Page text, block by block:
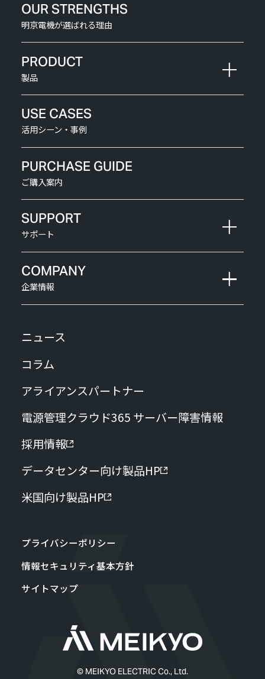
OUR STRENGTHS
明京電機が選ばれる理由
PRODUCT
製品
USE CASES
活用シーン・事例
PURCHASE GUIDE
ご購入案内
SUPPORT
サポート
COMPANY
企業情報
ニュース
コラム
アライアンスパートナー
電源管理クラウド365 サーバー障害情報
採用情報
データセンター向け製品HP
米国向け製品HP
プライバシーポリシー
情報セキュリティ基本方針
サイトマップ
© MEIKYO ELECTRIC Co., Ltd.